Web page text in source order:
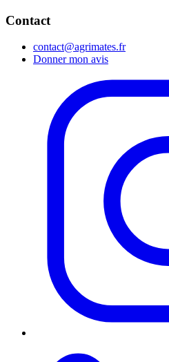
Contact
contact@agrimates.fr
Donner mon avis